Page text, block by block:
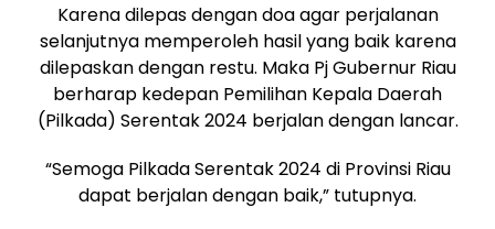
Karena dilepas dengan doa agar perjalanan
selanjutnya memperoleh hasil yang baik karena
dilepaskan dengan restu. Maka Pj Gubernur Riau
berharap kedepan Pemilihan Kepala Daerah
(Pilkada) Serentak 2024 berjalan dengan lancar.
“Semoga Pilkada Serentak 2024 di Provinsi Riau
dapat berjalan dengan baik,” tutupnya.